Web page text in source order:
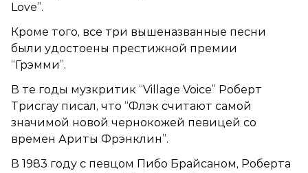
Love”.
Кроме того, все три вышеназванные песни
были удостоены престижной премии
“Грэмми”.
В те годы музкритик “Village Voice” Роберт
Трисгау писал, что “Флэк считают самой
значимой новой чернокожей певицей со
времен Ариты Фрэнклин”.
В 1983 году с певцом Пибо Брайсаном, Роберта